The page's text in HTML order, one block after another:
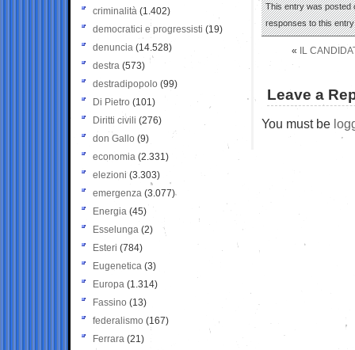
This entry was posted
responses to this
« IL
Leave a
You must be
criminalità (1.402)
democratici e progressisti (19)
denuncia (14.528)
destra (573)
destradipopolo (99)
Di Pietro (101)
Diritti civili (276)
don Gallo (9)
economia (2.331)
elezioni (3.303)
emergenza (3.077)
Energia (45)
Esselunga (2)
Esteri (784)
Eugenetica (3)
Europa (1.314)
Fassino (13)
federalismo (167)
Ferrara (21)